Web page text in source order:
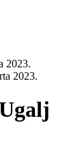
2023.
2023.